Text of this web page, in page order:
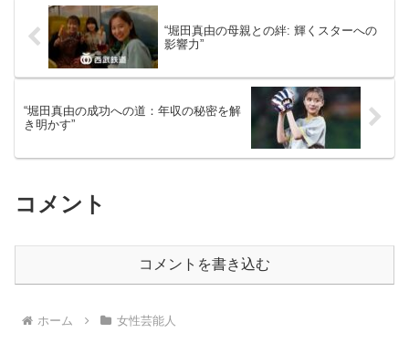
“堀田真由の母親との絆: 輝くスターへの
影響力”
“堀田真由の成功への道：年収の秘密を解
き明かす”
コメント
コメントを書き込む
ホーム 女性芸能人